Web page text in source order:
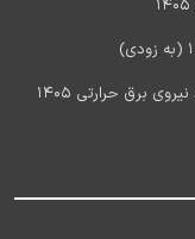
آخرین اخبار استخدام شرکت مادر تخصصی تولید نیروی برق حرارتی 1405